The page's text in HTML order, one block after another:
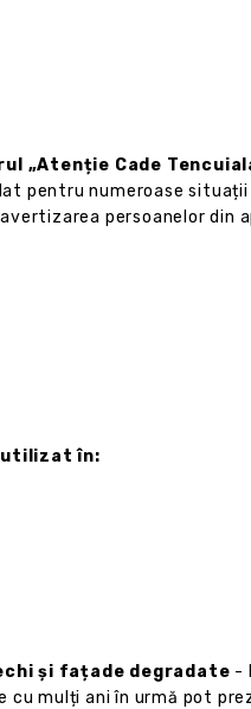
„Atenție Cade
pentru numeroase situații
persoanelor din
în:
și fațade degradate -
cu mulți ani în urmă pot